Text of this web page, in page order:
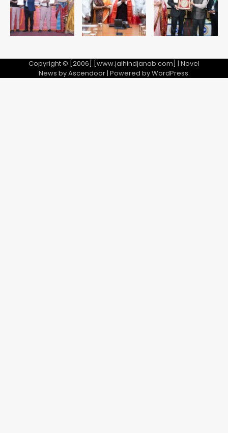
5
Copyright © [2006] [www.jaihindjanab.com] | Novel
News byAscendoor| Powered byWordPress.